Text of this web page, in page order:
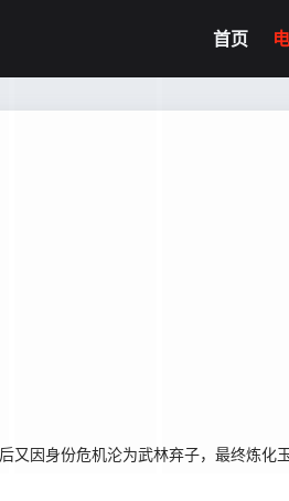
首页
又因身份危机沦为武林弃子，最终炼化